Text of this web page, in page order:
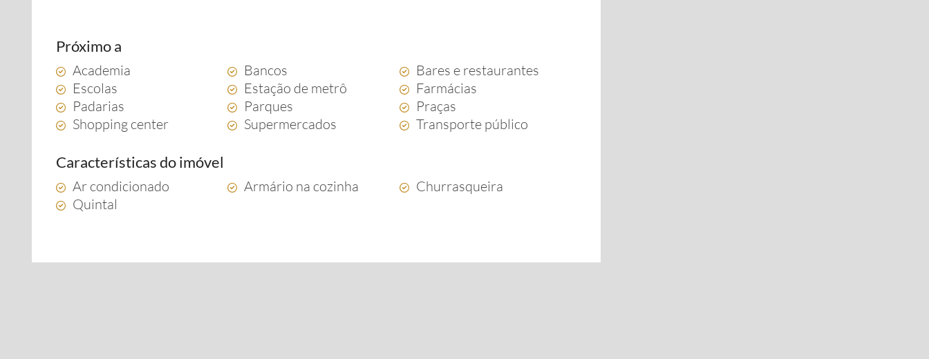
Próximo a
Academia Bancos
Bares e restaurantes
Escolas
Estação de metrô
Farmácias
Padarias
Parques
Praças
Shopping center
Supermercados Transporte público
Características do imóvel
Ar condicionado Armário na cozinha
Churrasqueira
Quintal